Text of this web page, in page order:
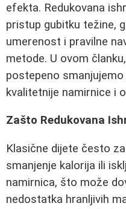
efekta. Redukovana
pristup gubitku težine,
umerenost i pravilne
metode. U ovom
postepeno
kvalitetnije namirnice i
Zašto Redukovana
Klasične dijete često
smanjenje kalorija ili
namirnica, što može
nedostatka hranljivih